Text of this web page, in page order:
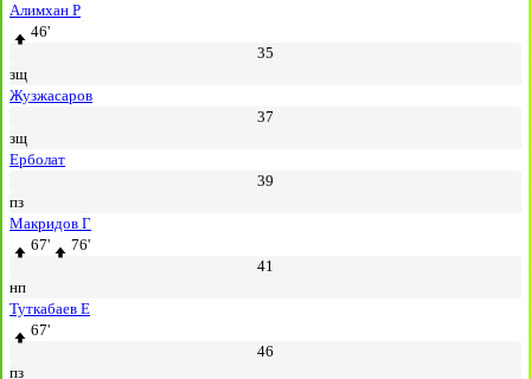
Алимхан Р
46'
35
зщ
Жузжасаров
37
зщ
Ерболат
39
пз
Макридов Г
67'
76'
41
нп
Туткабаев Е
67'
46
пз